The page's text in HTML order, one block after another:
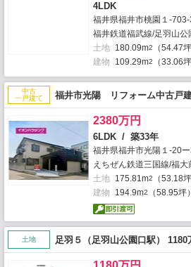
4LDK
福井県福井市桃園１-
福井鉄道福武線/足羽山
土地 180.09m2
（54.47坪
建物
109.29m2 （33.06坪
中古
一戸建て
福井市光陽 リフォーム中古戸
2380万円
6LDK / 築33年
福井県福井市光陽１-20
えちぜん鉄道三国線/福
土地 175.81m2
（53.18
建物
194.9m2 （58.95坪
土地 足羽５（足羽山公園口駅） 1180